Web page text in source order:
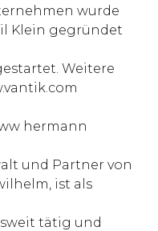
wurde
Klein gegründet
Weitere
hermann
und Partner von
ist als
tätig und